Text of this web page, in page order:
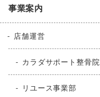
事業案内
店舗運営
カラダサポート整骨院
リユース事業部